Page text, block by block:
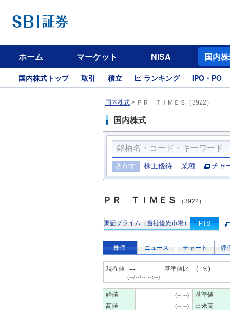
ホーム マーケット NISA 国内
国内株式トップ 取引 積立 ランキング IPO・PO
国内株式 > ＰＲ ＴＩＭＥＳ（3922）
国内株式
さがす 株主優待 業種 チャ
ＰＲ ＴＩＭＥＳ （3922）
東証プライム（当社優先市場） PTS
株価 ニュース チャート 評
現在値 --
(--/--/-- --:--)
基準値比 -- (--％)
始値 -- (--:--)
基準値
高値
-- (--:--)
出来高